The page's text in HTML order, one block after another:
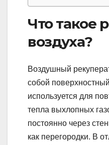
Что такое
воздуха?
Воздушный
собой
используется для
тепла выхлопных
постоянно через
как перегородки. В